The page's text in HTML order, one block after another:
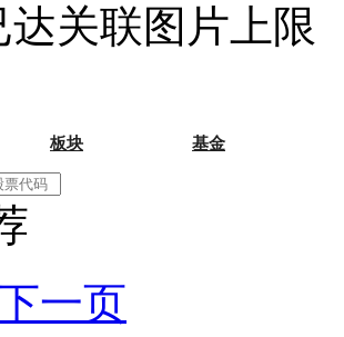
达关联图片上限
板块 基金
一页